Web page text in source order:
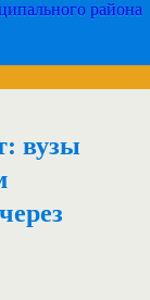
района
вузы